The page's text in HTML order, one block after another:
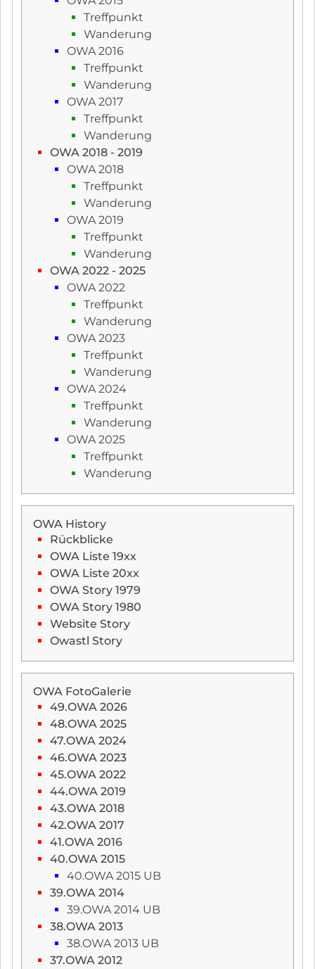
Treffpunkt
Wanderung
OWA 2016
Treffpunkt
Wanderung
OWA 2017
Treffpunkt
Wanderung
OWA 2018 - 2019
OWA 2018
Treffpunkt
Wanderung
OWA 2019
Treffpunkt
Wanderung
OWA 2022 - 2025
OWA 2022
Treffpunkt
Wanderung
OWA 2023
Treffpunkt
Wanderung
OWA 2024
Treffpunkt
Wanderung
OWA 2025
Treffpunkt
Wanderung
OWA History
Rückblicke
OWA Liste 19xx
OWA Liste 20xx
OWA Story 1979
OWA Story 1980
Website Story
Owastl Story
OWA FotoGalerie
49.OWA 2026
48.OWA 2025
47.OWA 2024
46.OWA 2023
45.OWA 2022
44.OWA 2019
43.OWA 2018
42.OWA 2017
41.OWA 2016
40.OWA 2015
40.OWA 2015 UB
39.OWA 2014
39.OWA 2014 UB
38.OWA 2013
38.OWA 2013 UB
37.OWA 2012